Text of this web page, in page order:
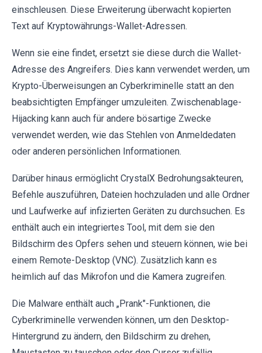
einschleusen. Diese Erweiterung überwacht kopierten
Text auf Kryptowährungs-Wallet-Adressen.
Wenn sie eine findet, ersetzt sie diese durch die Wallet-
Adresse des Angreifers. Dies kann verwendet werden, um
Krypto-Überweisungen an Cyberkriminelle statt an den
beabsichtigten Empfänger umzuleiten. Zwischenablage-
Hijacking kann auch für andere bösartige Zwecke
verwendet werden, wie das Stehlen von Anmeldedaten
oder anderen persönlichen Informationen.
Darüber hinaus ermöglicht CrystalX Bedrohungsakteuren,
Befehle auszuführen, Dateien hochzuladen und alle Ordner
und Laufwerke auf infizierten Geräten zu durchsuchen. Es
enthält auch ein integriertes Tool, mit dem sie den
Bildschirm des Opfers sehen und steuern können, wie bei
einem Remote-Desktop (VNC). Zusätzlich kann es
heimlich auf das Mikrofon und die Kamera zugreifen.
Die Malware enthält auch „Prank"-Funktionen, die
Cyberkriminelle verwenden können, um den Desktop-
Hintergrund zu ändern, den Bildschirm zu drehen,